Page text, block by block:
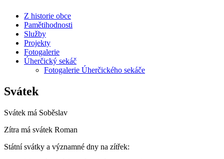
Z historie obce
Pamětihodnosti
Služby
Projekty
Fotogalerie
Úherčický sekáč
Fotogalerie Úherčického sekáče
Svátek
Svátek má Soběslav
Zítra má svátek Roman
Státní svátky a významné dny na zítřek: